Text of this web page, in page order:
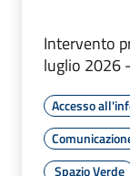
Intervento
luglio 2026
Accesso
Spazio Verde